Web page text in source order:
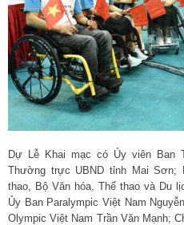
Dự Lễ Khai mạc có Ủy viên Ban
Thường trực UBND tỉnh Mai Sơn;
thao, Bộ Văn hóa, Thể thao và Du
Ủy Ban Paralympic Việt Nam
Olympic Việt Nam Trần Văn Mạnh;